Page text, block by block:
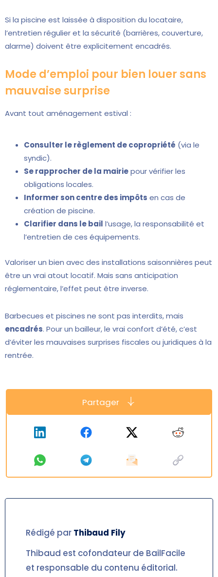
Si la piscine est laissée à disposition du locataire,
l’entretien régulier et la sécurité (barrières, couverture,
alarme) doivent être explicitement encadrés.
Mode d’emploi pour bien louer sans
mauvaise surprise
Avant tout aménagement estival :
Consulter le règlement de copropriété (via le
syndic).
Se rapprocher de la mairiepour vérifier les
obligations locales.
Informer son centre des impôts en cas de
création de piscine.
Clarifier dans le bail l’usage, la responsabilité et
l’entretien de ces équipements.
Valoriser un bien avec des installations saisonnières peut
être un vrai atout locatif. Mais sans anticipation
réglementaire, l’effet peut être inverse.
Barbecues et piscines ne sont pas interdits, mais
encadrés. Pour un bailleur, le vrai confort d’été, c’est
d’éviter les mauvaises surprises fiscales ou juridiques à la
rentrée.
Partager
Rédigé par Thibaud Fily
Thibaud est cofondateur de BailFacile
et responsable du contenu éditorial.